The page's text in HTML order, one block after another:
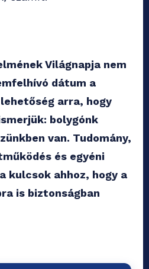
Világnapja nem
dátum a
arra, hogy
bolygónk
van. Tudomány,
és egyéni
kulcsok ahhoz, hogy a
is biztonságban